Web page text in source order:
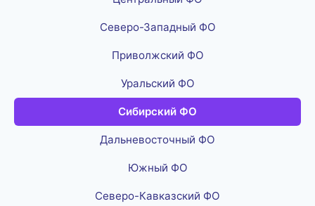
Северо-Западный ФО
Приволжский ФО
Уральский ФО
Сибирский ФО
Дальневосточный ФО
Южный ФО
Северо-Кавказский ФО